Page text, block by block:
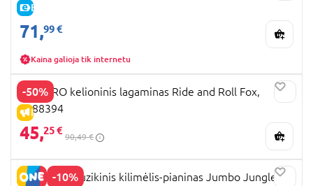
E-KAINA
71,99 €
Kaina galioja tik internetu
-50%
IŠPARDAVIMAS
PLAYGRO kelioninis lagaminas Ride and Roll Fox,
6388394
45,25 €
90,49 €
-10%
PLAYGRO muzikinis kilimėlis-pianinas Jumbo Jungle,